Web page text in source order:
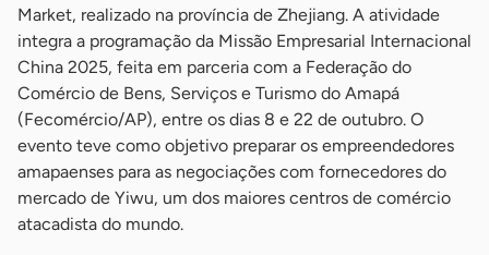
Market, realizado na província de Zhejiang. A atividade
integra a programação da Missão Empresarial Internacional
China 2025, feita em parceria com a Federação do
Comércio de Bens, Serviços e Turismo do Amapá
(Fecomércio/AP), entre os dias 8 e 22 de outubro. O
evento teve como objetivo preparar os empreendedores
amapaenses para as negociações com fornecedores do
mercado de Yiwu, um dos maiores centros de comércio
atacadista do mundo.